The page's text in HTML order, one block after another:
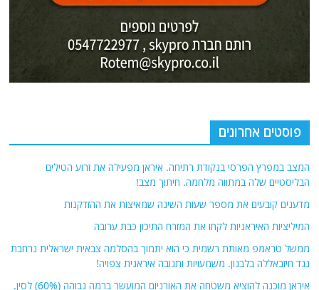
פוסטים אחרונים
המצב במפרץ הפרסי בנקודת רתיחה. איראן מפעילה את זרוע הטילים
הבליסטיים שלה במתווה מלחמה. חיתוך מצב!
מדענים קובעים את מספר שעות השינה שמאיצות את ההזדקנות
המיליציות האיראניות לקחו את המזרח התיכון כבת ערובה
ממשל טראמפ מאותת רשמית כי הוא יתמוך בהסלמה צבאית ישראלית נרחבת
נגד חיזבאללה בלבנון. משמעויות ותגובה איראנית צפויה!
איראן מוכנה להוציא משטחה את האורניום המועשר ברמה גבוהה (60%) לסין.